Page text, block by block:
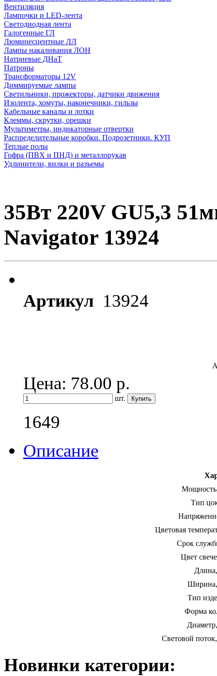
Вентиляция
Лампочки и LED-лента
Светодиодная лента
Галогенные ГЛ
Люминесцентные ЛЛ
Лампы накаливания ЛОН
Натриевые ДНаТ
Патроны
Трансформаторы 12V
Диммируемые лампы
Светильники, прожекторы, датчики движения
Изолента, хомуты, наконечники, гильзы
Кабельные каналы и лотки
Клеммы, скрутки, орешки
Мультиметры, индикаторные отвертки
Распределительные коробки. Подрозетники. КУП
Теплые полы
Гофра (ПВХ и ПНД) и металлорукав
Удлинители, вилки и разъемы
35Вт 220V GU5,3
Navigator 13924
Артикул 13924
Цена: 78.00 р.
шт.
1649
Описание
Тип
Цветовая
Срок
Цвет
Тип
Форма
Световой
Новинки категории: